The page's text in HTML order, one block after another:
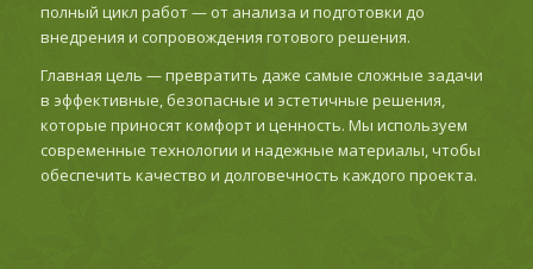
полный цикл работ — от анализа и подготовки до
внедрения и сопровождения готового решения.
Главная цель — превратить даже самые сложные задачи
в эффективные, безопасные и эстетичные решения,
которые приносят комфорт и ценность. Мы используем
современные технологии и надежные материалы, чтобы
обеспечить качество и долговечность каждого проекта.